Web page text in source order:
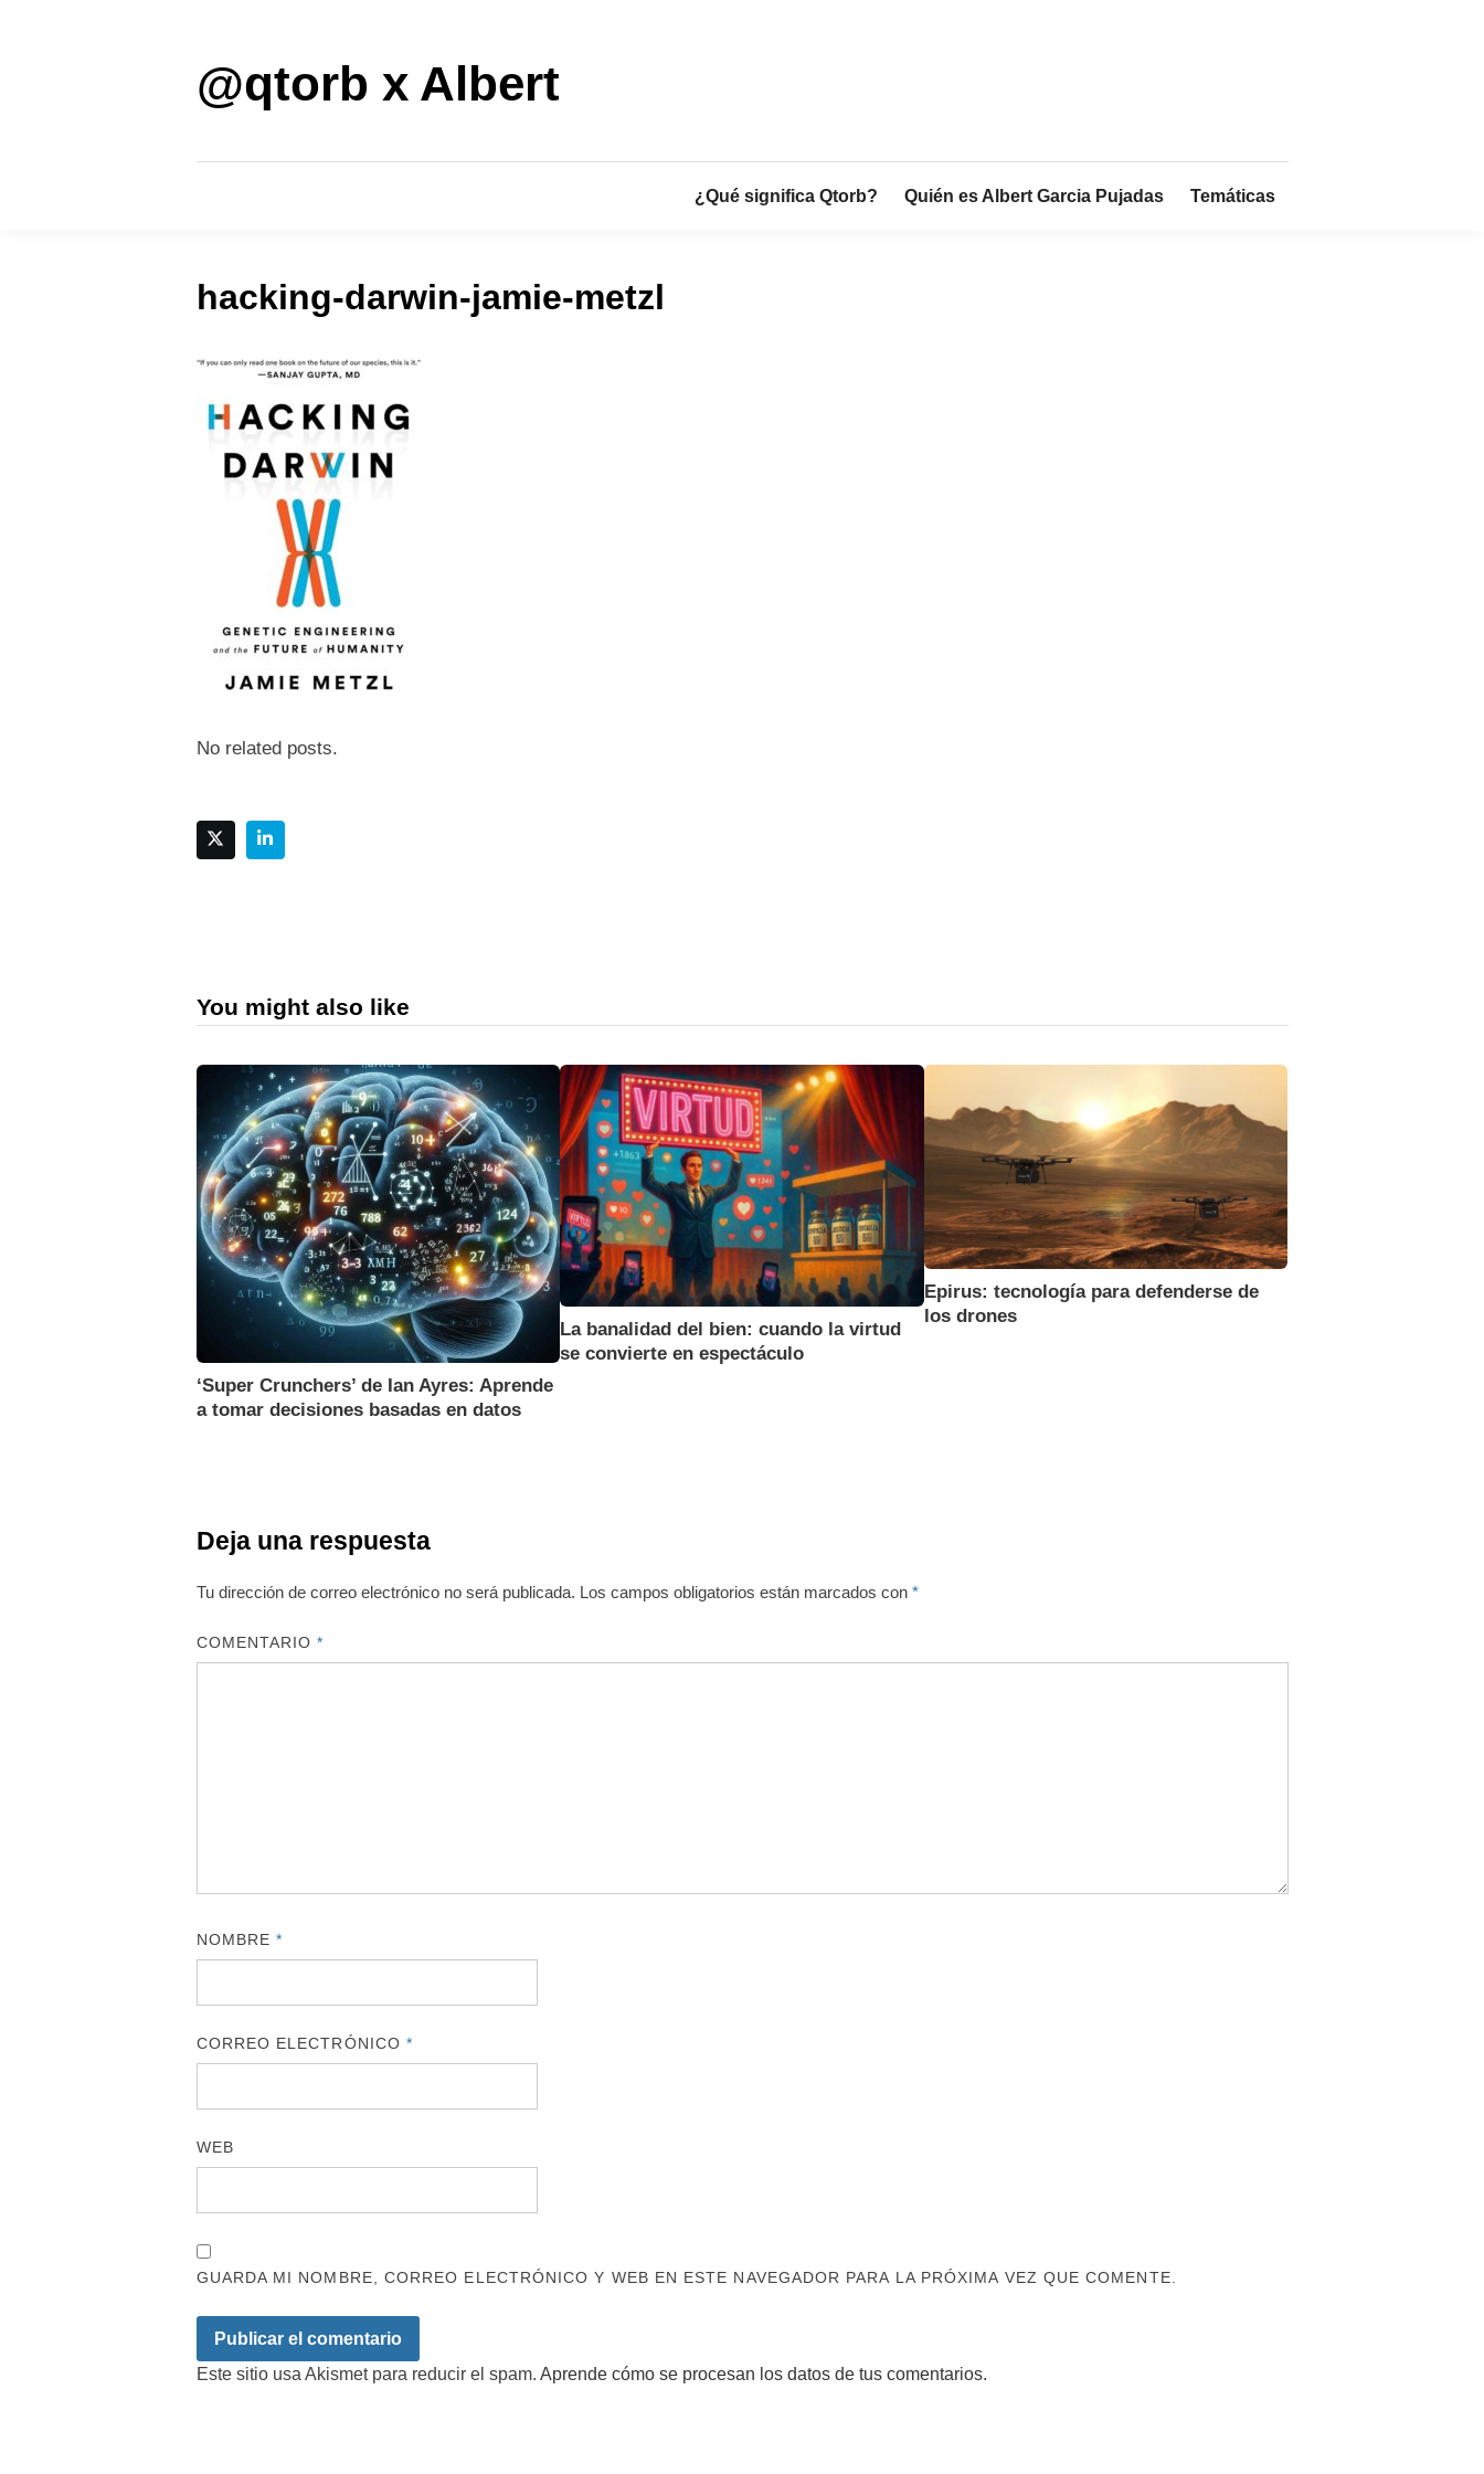
@qtorb x Albert
¿Qué significa Qtorb? Quién es Albert Garcia Pujadas Temáticas
hacking-darwin-jamie-metzl
No related posts.
You might also like
‘Super Crunchers’ de Ian Ayres: Aprende
a tomar decisiones basadas en datos
La banalidad del bien: cuando la virtud
se convierte en espectáculo
Epirus: tecnología para defenderse de
los drones
Deja una respuesta
Tu dirección de correo electrónico no será publicada. Los campos obligatorios están marcados con *
COMENTARIO*
NOMBRE*
CORREO ELECTRÓNICO *
WEB
GUARDA MI NOMBRE, CORREO ELECTRÓNICO Y WEB EN ESTE NAVEGADOR PARA LA PRÓXIMA VEZ QUE COMENTE.
Este sitio usa Akismet para reducir el spam. Aprende cómo se procesan los datos de tus comentarios.